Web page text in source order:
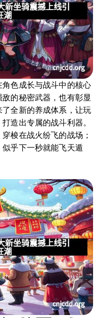
色成长与战斗中的核心
的秘密武器，也有彰显
全新的养成体系，让玩
造出专属的战斗利器。
梭在战火纷飞的战场；
乎下一秒就能飞天遁